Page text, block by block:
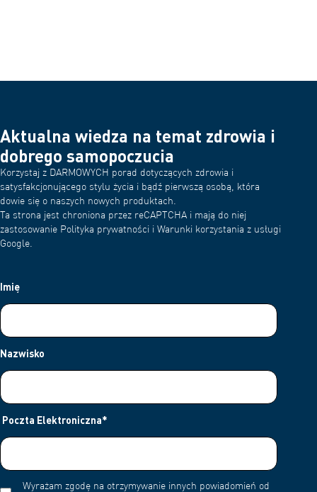
Aktualna wiedza na temat zdrowia i
dobrego samopoczucia
Korzystaj z DARMOWYCH porad dotyczących zdrowia i
satysfakcjonującego stylu życia i bądź pierwszą osobą, która
dowie się o naszych nowych produktach.
Ta strona jest chroniona przez reCAPTCHA i mają do niej
zastosowanie Polityka prywatności i Warunki korzystania z usługi
Google.
Imię
Nazwisko
Poczta Elektroniczna*
Wyrażam zgodę na otrzymywanie innych powiadomień od